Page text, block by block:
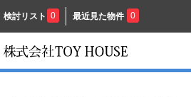
検討リスト 0 最近見た物件 0